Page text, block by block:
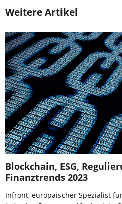
Weitere Artikel
Blockchain, ESG,
Finanztrends 2023
Infront, europäischer Spezialist